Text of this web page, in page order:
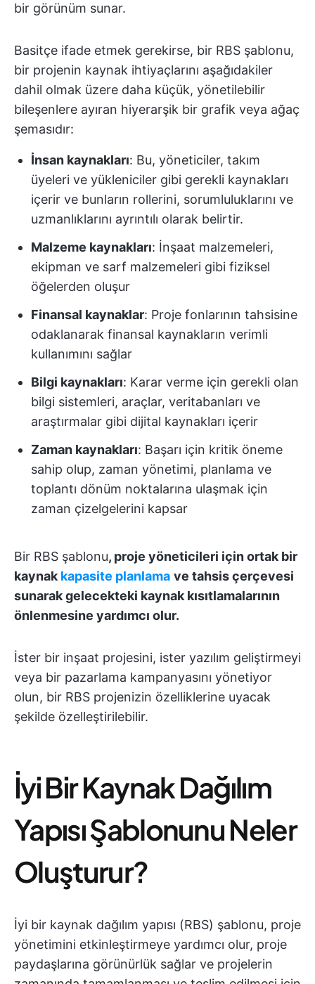
bir görünüm sunar.
Basitçe ifade etmek gerekirse, bir RBS şablonu,
bir projenin kaynak ihtiyaçlarını aşağıdakiler
dahil olmak üzere daha küçük, yönetilebilir
bileşenlere ayıran hiyerarşik bir grafik veya ağaç
şemasıdır:
İnsan kaynakları: Bu, yöneticiler, takım
üyeleri ve yükleniciler gibi gerekli kaynakları
içerir ve bunların rollerini, sorumluluklarını ve
uzmanlıklarını ayrıntılı olarak belirtir.
Malzeme kaynakları: İnşaat malzemeleri,
ekipman ve sarf malzemeleri gibi fiziksel
öğelerden oluşur
Finansal kaynaklar: Proje fonlarının tahsisine
odaklanarak finansal kaynakların verimli
kullanımını sağlar
Bilgi kaynakları: Karar verme için gerekli olan
bilgi sistemleri, araçlar, veritabanları ve
araştırmalar gibi dijital kaynakları içerir
Zaman kaynakları: Başarı için kritik öneme
sahip olup, zaman yönetimi, planlama ve
toplantı dönüm noktalarına ulaşmak için
zaman çizelgelerini kapsar
Bir RBS şablonu, proje yöneticileri için ortak bir
kaynak kapasite planlama ve tahsis çerçevesi
sunarak gelecekteki kaynak kısıtlamalarının
önlenmesine yardımcı olur.
İster bir inşaat projesini, ister yazılım geliştirmeyi
veya bir pazarlama kampanyasını yönetiyor
olun, bir RBS projenizin özelliklerine uyacak
şekilde özelleştirilebilir.
İyi Bir Kaynak Dağılım
Yapısı Şablonunu Neler
Oluşturur?
İyi bir kaynak dağılım yapısı (RBS) şablonu, proje
yönetimini etkinleştirmeye yardımcı olur, proje
paydaşlarına görünürlük sağlar ve projelerin